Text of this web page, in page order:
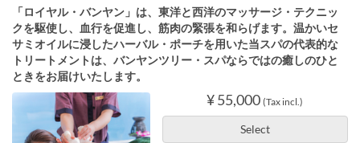
「ロイヤル・バンヤン」は、東洋と西洋のマッサージ・テクニッ
クを駆使し、血行を促進し、筋肉の緊張を和らげます。温かいセ
サミオイルに浸したハーバル・ポーチを用いた当スパの代表的な
トリートメントは、バンヤンツリー・スパならではの癒しのひと
ときをお届けいたします。
¥ 55,000 (Tax incl.)
Select